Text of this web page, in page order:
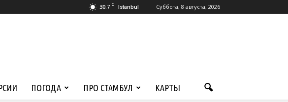
30.7 C Istanbul Суббота, 8 августа, 2026
ПОГОДА ПРО СТАМБУЛ КАРТЫ